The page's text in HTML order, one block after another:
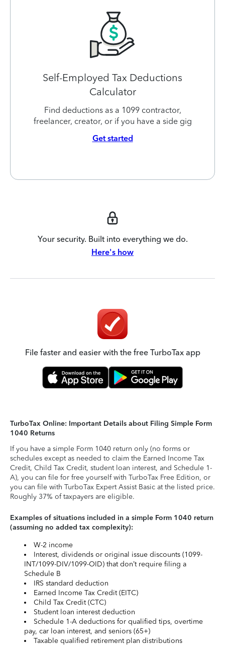
Self-Employed Tax Deductions
Calculator
Find deductions as a 1099 contractor,
freelancer, creator, or if you have a side gig
Get started
Your security. Built into everything we do.
Here's how
File faster and easier with the free TurboTax app
TurboTax Online: Important Details about Filing Simple Form
1040 Returns
If you have a simple Form 1040 return only (no forms or
schedules except as needed to claim the Earned Income Tax
Credit, Child Tax Credit, student loan interest, and Schedule 1-
A), you can file for free yourself with TurboTax Free Edition, or
you can file with TurboTax Expert Assist Basic at the listed price.
Roughly 37% of taxpayers are eligible.
Examples of situations included in a simple Form 1040 return
(assuming no added tax complexity):
W-2 income
Interest, dividends or original issue discounts (1099-
INT/1099-DIV/1099-OID) that don’t require filing a
Schedule B
IRS standard deduction
Earned Income Tax Credit (EITC)
Child Tax Credit (CTC)
Student loan interest deduction
Schedule 1-A deductions for qualified tips, overtime
pay, car loan interest, and seniors (65+)
Taxable qualified retirement plan distributions